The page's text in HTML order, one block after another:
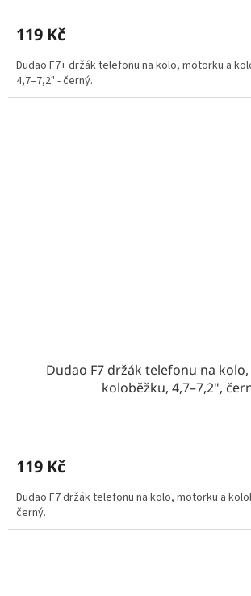
119 Kč
Dudao F7+ držák telefonu na kolo, motorku a
4,7–7,2" - černý.
Dudao F7 držák telefonu na
koloběžku, 4,7–7,2",
119 Kč
Dudao F7 držák telefonu na kolo, motorku a
černý.